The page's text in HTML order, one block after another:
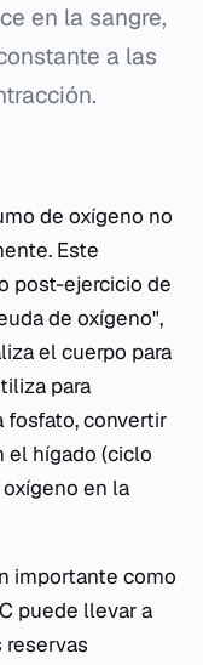
en la sangre,
a las
de oxígeno no
Este
post-ejercicio de
de oxígeno",
el cuerpo para
para
fosfato, convertir
el hígado (ciclo
en la
importante como
puede llevar a
reservas